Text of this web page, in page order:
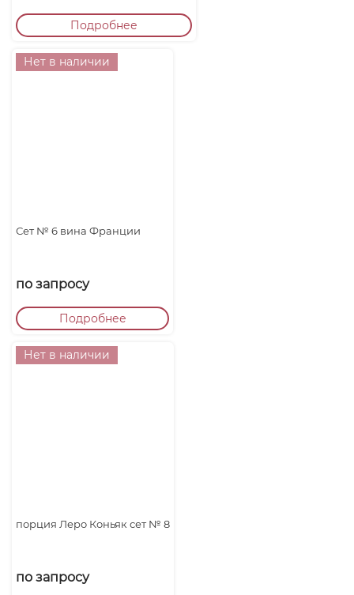
Подробнее
Нет в наличии
Сет № 6 вина Франции
по запросу
Подробнее
Нет в наличии
порция Леро Коньяк сет № 8
по запросу